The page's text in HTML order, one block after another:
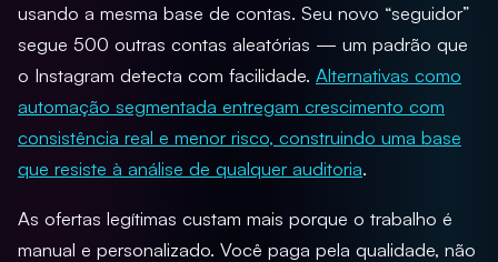
usando a mesma base de contas. Seu novo “seguidor”
segue 500 outras contas aleatórias — um padrão que
o Instagram detecta com facilidade. Alternativas como
automação segmentada entregam crescimento com
consistência real e menor risco, construindo uma base
que resiste à análise de qualquer auditoria.
As ofertas legítimas custam mais porque o trabalho é
manual e personalizado. Você paga pela qualidade, não